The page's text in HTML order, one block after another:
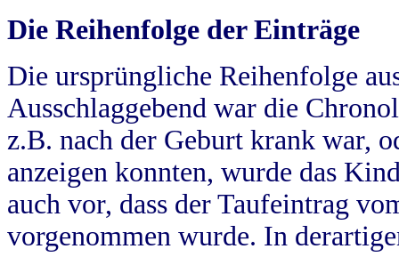
Die Reihenfolge der Einträge
Die ursprüngliche Reihenfolge
Ausschlaggebend war die
z.B. nach der Geburt krank war,
anzeigen konnten, wurde das
auch vor, dass der Taufeintrag
vorgenommen wurde. In